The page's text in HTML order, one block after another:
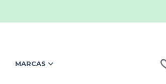
MARCAS